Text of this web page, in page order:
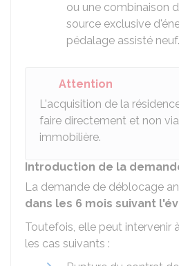
ou une combinaison
source exclusive
pédalage assisté neuf.
Attention
L'acquisition de la
faire directement et non
immobilière.
Introduction de la
La demande de déblocage
dans les 6 mois suivant
Toutefois, elle peut intervenir
les cas suivants :